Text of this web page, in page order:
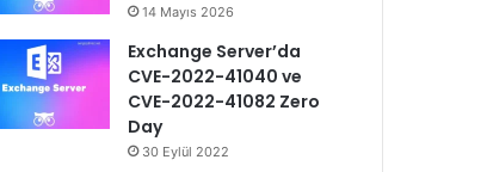
14 Mayıs 2026
Exchange Server’da
CVE-2022-41040 ve
CVE-2022-41082 Zero
Day
30 Eylül 2022